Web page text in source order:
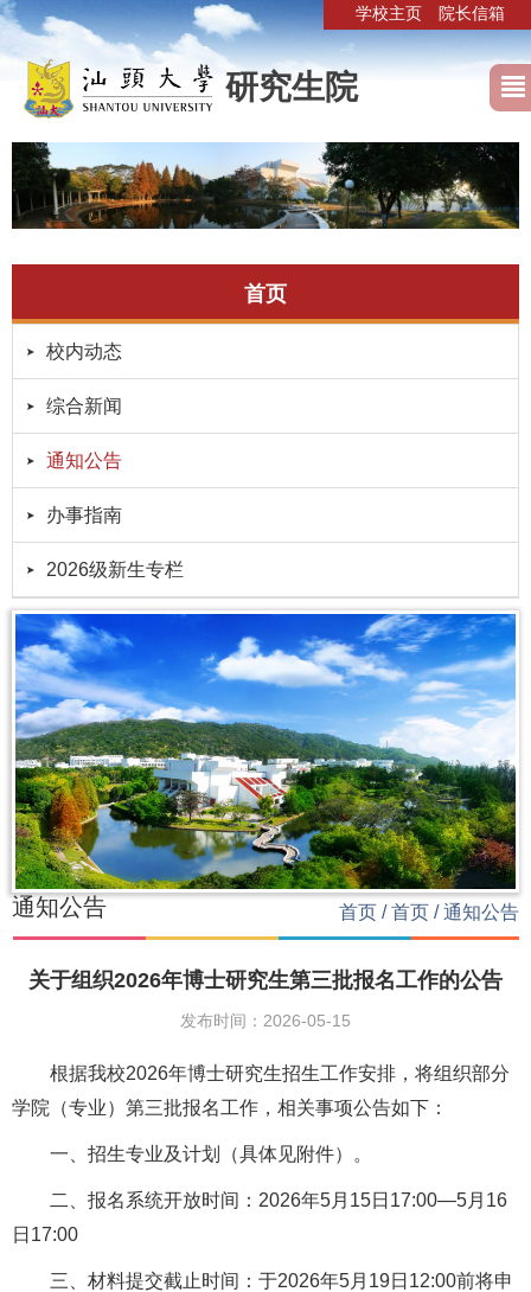
学校主页 院长信箱
研究生院
首页
校内动态
综合新闻
通知公告
办事指南
2026级新生专栏
通知公告 首页 /首页 /通知公告
关于组织2026年博士研究生第三批报名工作的公告
发布时间：2026-05-15
根据我校2026年博士研究生招生工作安排，将组织部分
学院（专业）第三批报名工作，相关事项公告如下：
一、招生专业及计划（具体见附件）。
二、报名系统开放时间：2026年5月15日17:00—5月16
日17:00
三、材料提交截止时间：于2026年5月19日12:00前将申